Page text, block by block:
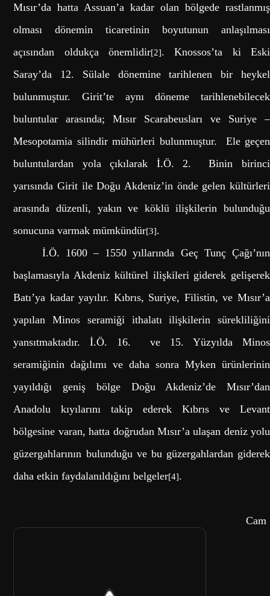
Mısır’da hatta Assuan’a kadar olan bölgede rastlanmış
olması dönemin ticaretinin boyutunun anlaşılması
açısından oldukça önemlidir[2]. Knossos’ta ki Eski
Saray’da 12. Sülale dönemine tarihlenen bir heykel
bulunmuştur. Girit’te aynı döneme tarihlenebilecek
buluntular arasında; Mısır Scarabeusları ve Suriye –
Mesopotamia silindir mühürleri bulunmuştur. Ele geçen
buluntulardan yola çıkılarak İ.Ö. 2. Binin birinci
yarısında Girit ile Doğu Akdeniz’in önde gelen kültürleri
arasında düzenli, yakın ve köklü ilişkilerin bulunduğu
sonucuna varmak mümkündür[3].
İ.Ö. 1600 – 1550 yıllarında Geç Tunç Çağı’nın
başlamasıyla Akdeniz kültürel ilişkileri giderek gelişerek
Batı’ya kadar yayılır. Kıbrıs, Suriye, Filistin, ve Mısır’a
yapılan Minos seramiği ithalatı ilişkilerin sürekliliğini
yansıtmaktadır. İ.Ö. 16. ve 15. Yüzyılda Minos
seramiğinin dağılımı ve daha sonra Myken ürünlerinin
yayıldığı geniş bölge Doğu Akdeniz’de Mısır’dan
Anadolu kıyılarını takip ederek Kıbrıs ve Levant
bölgesine varan, hatta doğrudan Mısır’a ulaşan deniz yolu
güzergahlarının bulunduğu ve bu güzergahlardan giderek
daha etkin faydalanıldığını belgeler[4].
Cam